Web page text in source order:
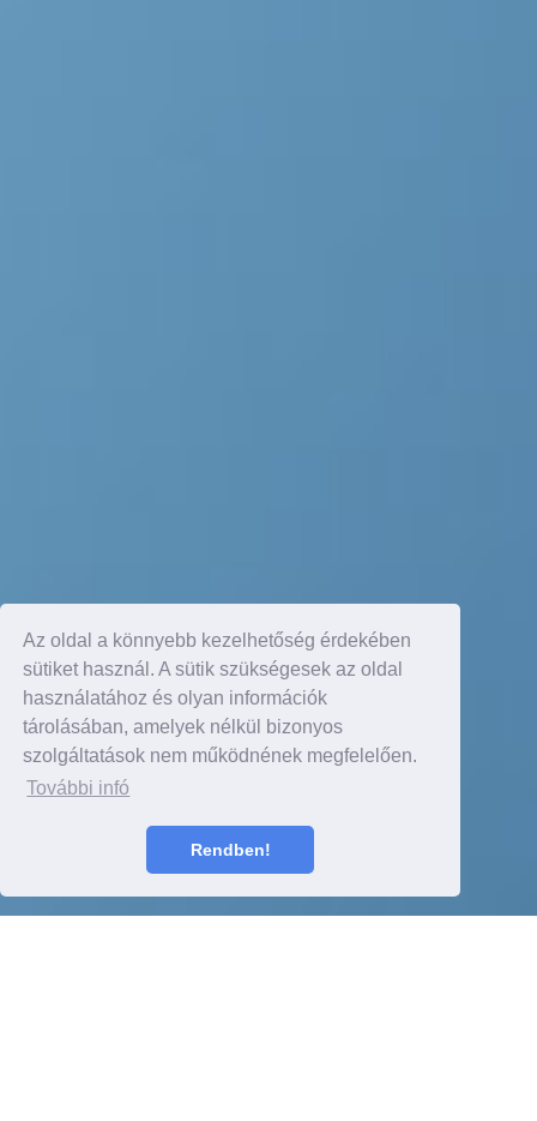
Az oldal a könnyebb kezelhetőség érdekében
sütiket használ. A sütik szükségesek az oldal
használatához és olyan információk
tárolásában, amelyek nélkül bizonyos
szolgáltatások nem működnének megfelelően.
További infó
Rendben!
Részletek itt